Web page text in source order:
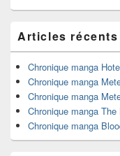
principale
de
widget
pour
barre
latérale
Articles récents
Chronique manga
Chronique manga
Chronique manga
Chronique manga
Chronique manga